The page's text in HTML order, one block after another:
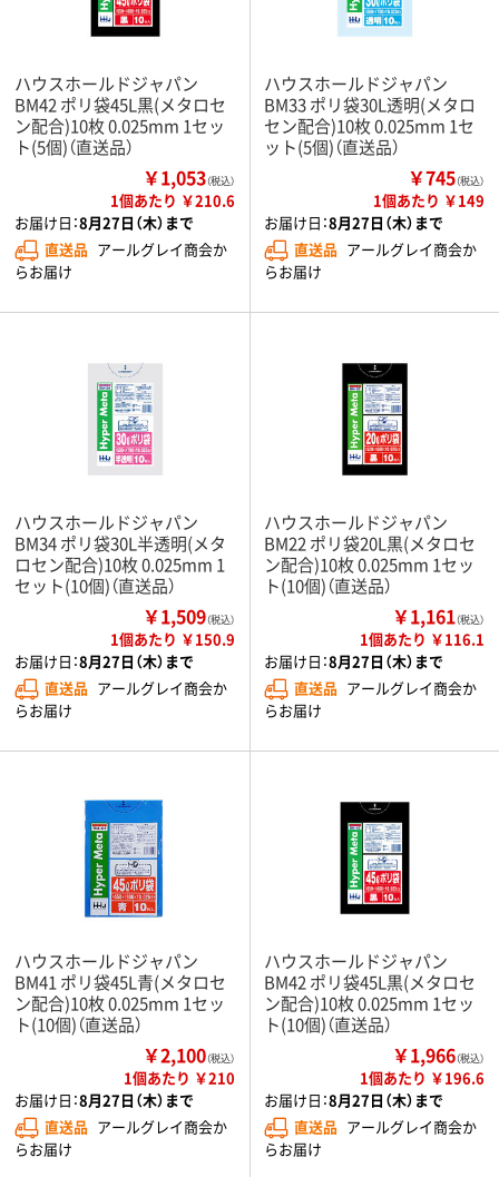
ハウスホールドジャパン
BM42 ポリ袋45L黒(メタロセ
ン配合)10枚 0.025mm 1セッ
ト(5個)（直送品）
￥1,053（税込）
1個あたり ￥210.6
お届け日：8月27日（木）まで
直送品 アールグレイ商会か
らお届け
ハウスホールドジャパン
BM33 ポリ袋30L透明(メタロ
セン配合)10枚 0.025mm 1セ
ット(5個)（直送品）
￥745（税込）
1個あたり ￥149
お届け日：8月27日（木）まで
直送品 アールグレイ商会か
らお届け
ハウスホールドジャパン
BM34 ポリ袋30L半透明(メタ
ロセン配合)10枚 0.025mm 1
セット(10個)（直送品）
￥1,509（税込）
1個あたり ￥150.9
お届け日：8月27日（木）まで
直送品 アールグレイ商会か
らお届け
ハウスホールドジャパン
BM22 ポリ袋20L黒(メタロセ
ン配合)10枚 0.025mm 1セッ
ト(10個)（直送品）
￥1,161（税込）
1個あたり ￥116.1
お届け日：8月27日（木）まで
直送品 アールグレイ商会か
らお届け
ハウスホールドジャパン
BM41 ポリ袋45L青(メタロセ
ン配合)10枚 0.025mm 1セッ
ト(10個)（直送品）
￥2,100（税込）
1個あたり ￥210
お届け日：8月27日（木）まで
直送品 アールグレイ商会か
らお届け
ハウスホールドジャパン
BM42 ポリ袋45L黒(メタロセ
ン配合)10枚 0.025mm 1セッ
ト(10個)（直送品）
￥1,966（税込）
1個あたり ￥196.6
お届け日：8月27日（木）まで
直送品 アールグレイ商会か
らお届け